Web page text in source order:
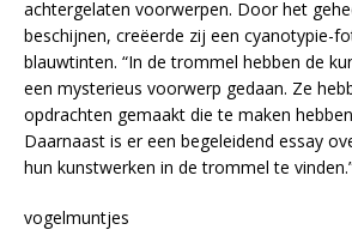
achtergelaten voorwerpen. Door het
beschijnen, creëerde zij een cyanotypie-
blauwtinten. “In de trommel hebben de
een mysterieus voorwerp gedaan. Ze
opdrachten gemaakt die te maken
Daarnaast is er een begeleidend essay
hun kunstwerken in de trommel te
vogelmuntjes